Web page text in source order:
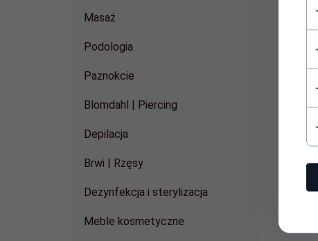
Masaż
Podologia
Paznokcie
Blomdahl | Piercing
Depilacja
Brwi | Rzęsy
Dezynfekcja i sterylizacja
Meble kosmetyczne